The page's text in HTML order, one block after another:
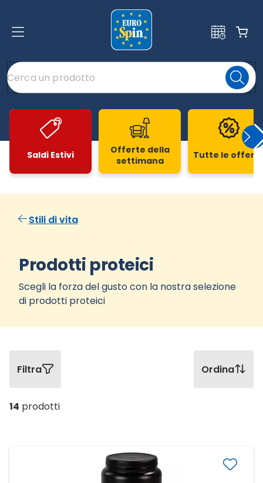
Saldi Estivi
Offerte della
settimana
Tutte le
Stili di vita
Prodotti proteici
Scegli la forza del gusto con la nostra selezione
di prodotti proteici
Filtra Ordina
14 prodotti